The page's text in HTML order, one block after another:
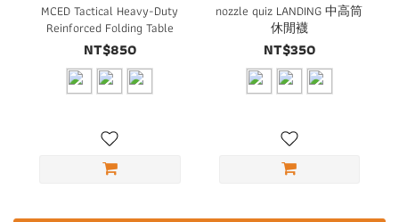
MCED Tactical Heavy-Duty
Reinforced Folding Table
NT$850
nozzle quiz LANDING 中高筒
休閒襪
NT$350